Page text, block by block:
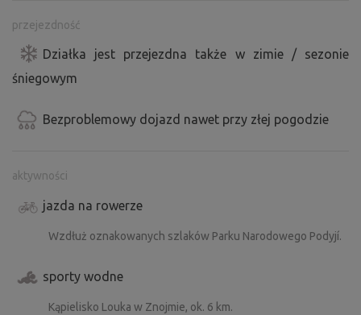
przejezdność
Działka jest przejezdna także w zimie / sezonie
śniegowym
Bezproblemowy dojazd nawet przy złej pogodzie
aktywności
jazda na rowerze
Wzdłuż oznakowanych szlaków Parku Narodowego Podyjí.
sporty wodne
Kąpielisko Louka w Znojmie, ok. 6 km.